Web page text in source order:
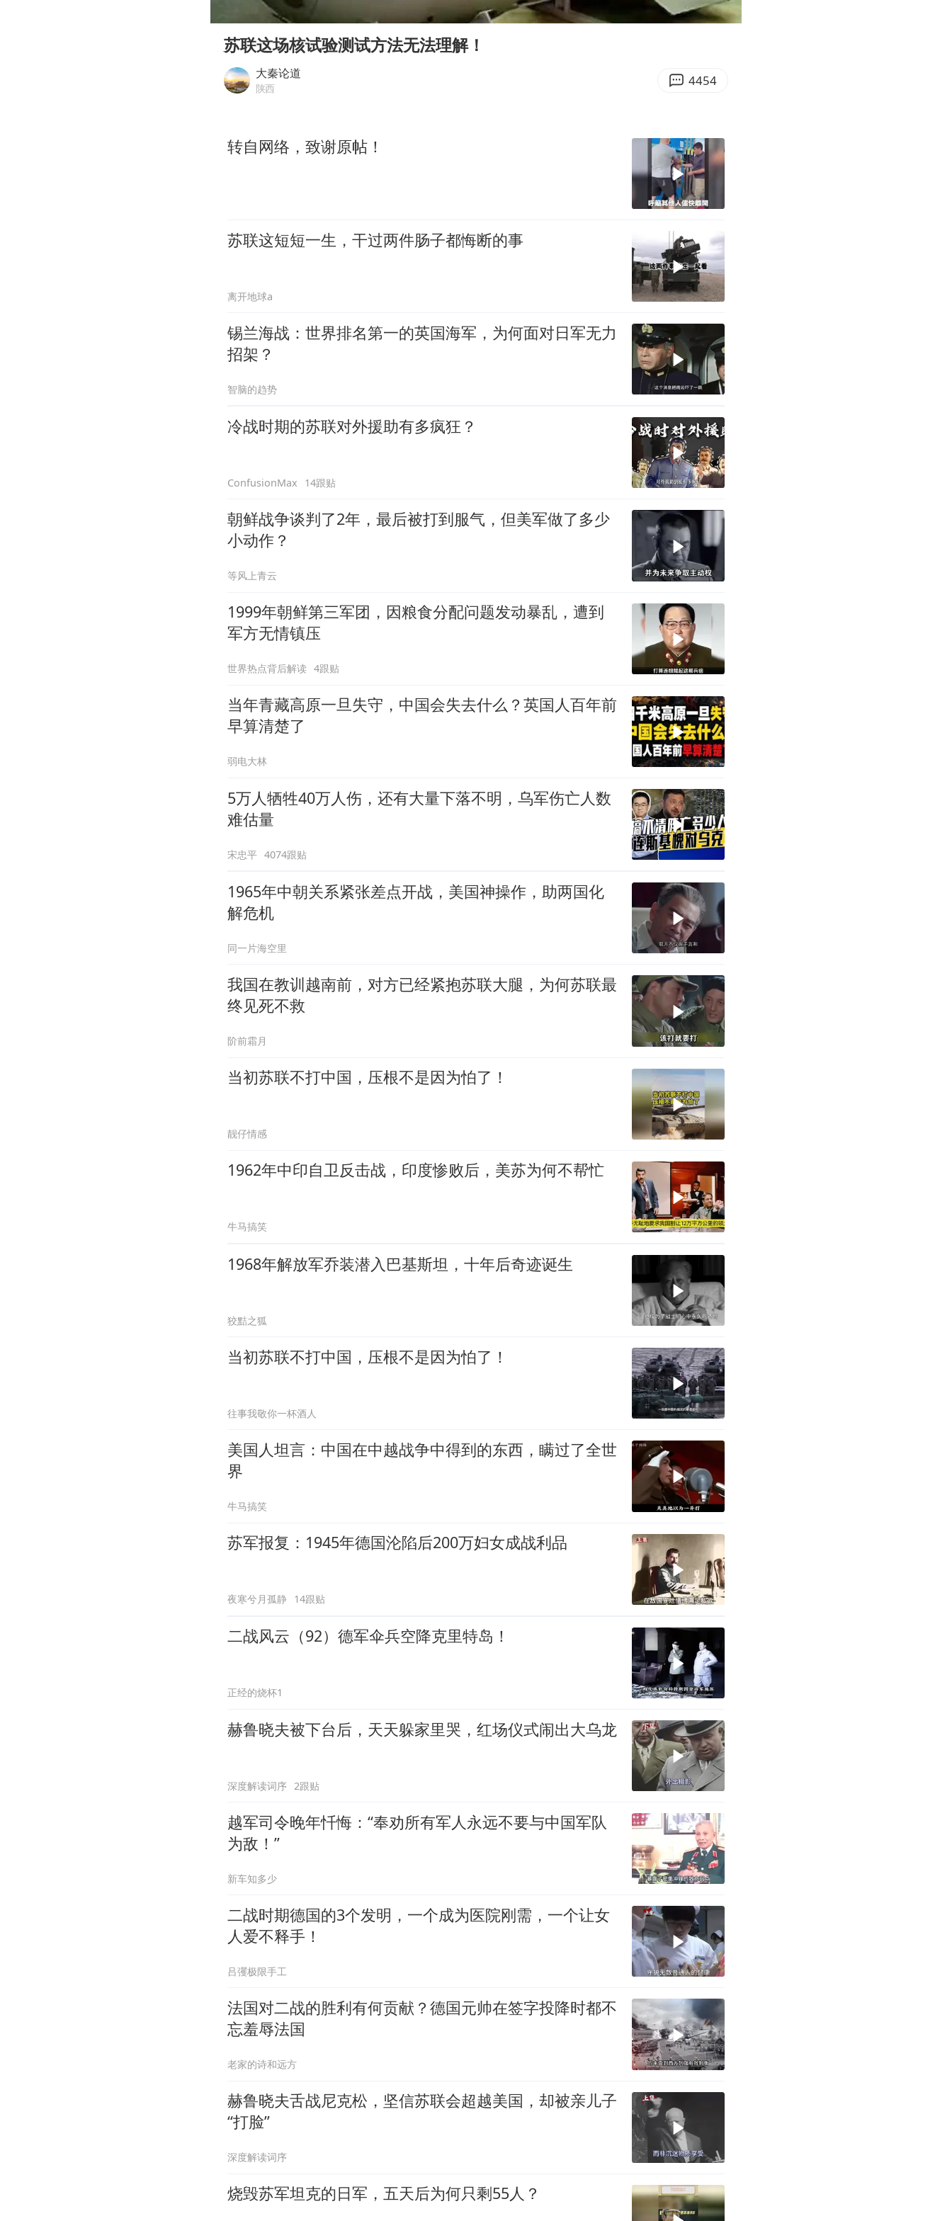
你常吃的兰州拉面要改名了
41岁女子为鼓励女儿考上985研究生
一枚俄导弹都没击落 泽连斯基发声
00:00 03:37
Enter
苏联这场核试验测试方法无法理解！
大秦论道
陕西 4454
转自网络，致谢原帖！
苏联这短短一生，干过两件肠子都悔断的事
离开地球a
锡兰海战：世界排名第一的英国海军，为何面对日军无力
招架？
智脑的趋势
冷战时期的苏联对外援助有多疯狂？
ConfusionMax 14跟贴
朝鲜战争谈判了2年，最后被打到服气，但美军做了多少
小动作？
等风上青云
1999年朝鲜第三军团，因粮食分配问题发动暴乱，遭到
军方无情镇压
世界热点背后解读 4跟贴
当年青藏高原一旦失守，中国会失去什么？英国人百年前
早算清楚了
弱电大林
5万人牺牲40万人伤，还有大量下落不明，乌军伤亡人数
难估量
宋忠平 4074跟贴
1965年中朝关系紧张差点开战，美国神操作，助两国化
解危机
同一片海空里
我国在教训越南前，对方已经紧抱苏联大腿，为何苏联最
终见死不救
阶前霜月
当初苏联不打中国，压根不是因为怕了！
靓仔情感
1962年中印自卫反击战，印度惨败后，美苏为何不帮忙
牛马搞笑
1968年解放军乔装潜入巴基斯坦，十年后奇迹诞生
狡黠之狐
当初苏联不打中国，压根不是因为怕了！
往事我敬你一杯酒人
美国人坦言：中国在中越战争中得到的东西，瞒过了全世
界
牛马搞笑
苏军报复：1945年德国沦陷后200万妇女成战利品
夜寒兮月孤静 14跟贴
二战风云（92）德军伞兵空降克里特岛！
正经的烧杯1
赫鲁晓夫被下台后，天天躲家里哭，红场仪式闹出大乌龙
深度解读词序 2跟贴
越军司令晚年忏悔：“奉劝所有军人永远不要与中国军队
为敌！”
新车知多少
二战时期德国的3个发明，一个成为医院刚需，一个让女
人爱不释手！
吕彏极限手工
法国对二战的胜利有何贡献？德国元帅在签字投降时都不
忘羞辱法国
老家的诗和远方
赫鲁晓夫舌战尼克松，坚信苏联会超越美国，却被亲儿子
“打脸”
深度解读词序
烧毁苏军坦克的日军，五天后为何只剩55人？